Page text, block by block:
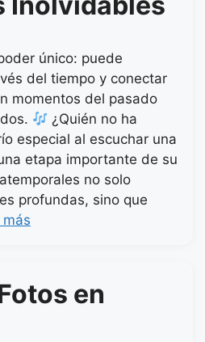
único: puede
del tiempo y conectar
momentos del pasado
¿Quién no ha
especial al escuchar una
etapa importante de su
no solo
profundas, sino que
más
en